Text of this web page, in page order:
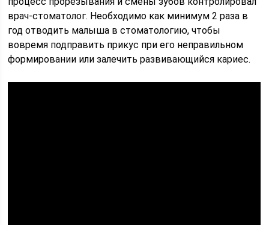
врач-стоматолог. Необходимо как минимум 2 раза в
год отводить малыша в стоматологию, чтобы
вовремя подправить прикус при его неправильном
формировании или залечить развивающийся кариес.